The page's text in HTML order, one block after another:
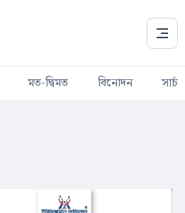
মত-দ্বিমত বিনোদন সার্চ